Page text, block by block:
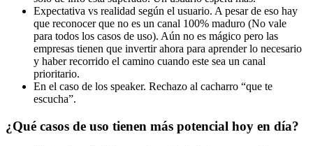
Expectativa vs realidad según el usuario. A pesar de eso hay
que reconocer que no es un canal 100% maduro (No vale
para todos los casos de uso). Aún no es mágico pero las
empresas tienen que invertir ahora para aprender lo necesario
y haber recorrido el camino cuando este sea un canal
prioritario.
En el caso de los speaker. Rechazo al cacharro “que te
escucha”.
¿Qué casos de uso tienen más potencial hoy en día?